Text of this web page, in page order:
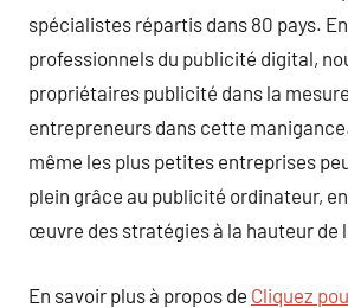
spécialistes répartis dans 80 pays.
professionnels du publicité digital,
propriétaires publicité dans la
entrepreneurs dans cette
même les plus petites entreprises
plein grâce au publicité ordinateur,
œuvre des stratégies à la hauteur de
En savoir plus à propos de Cliquez